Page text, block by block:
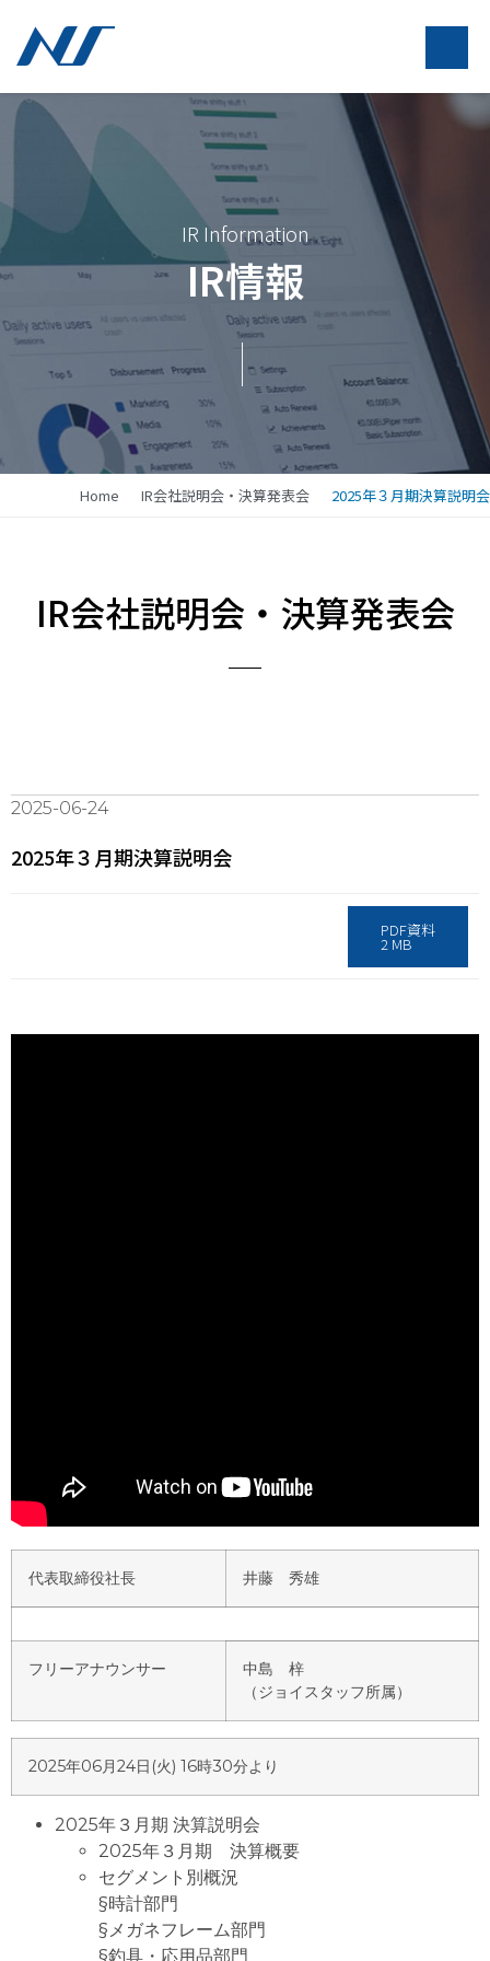
IR Information
IR情報
Home IR会社説明会・決算発表会 2025年３月期決算説明会
IR会社説明会・決算発表会
2025-06-24
2025年３月期決算説明会
PDF資料
2 MB
代表取締役社長 井藤 秀雄
フリーアナウンサー
中島 梓
（ジョイスタッフ所属）
2025年06月24日(火) 16時30分より
2025年３月期 決算説明会
2025年３月期 決算概要
セグメント別概況
§時計部門
§メガネフレーム部門
§釣具・応用品部門